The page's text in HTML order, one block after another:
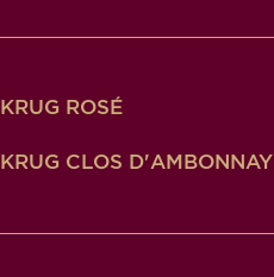
KRUG ROSÉ
KRUG CLOS D'AMBONNAY